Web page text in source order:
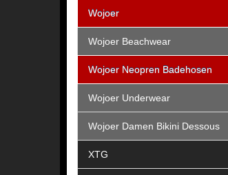
Wojoer
Wojoer Beachwear
Wojoer Neopren Badehosen
Wojoer Underwear
Wojoer Damen Bikini Dessous
XTG